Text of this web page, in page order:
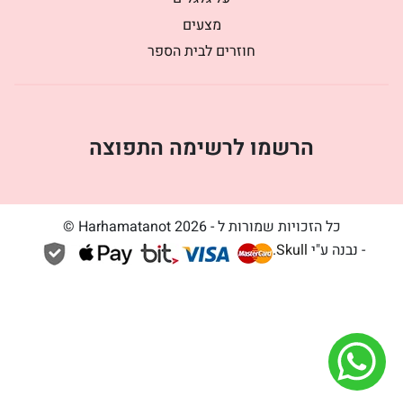
מצעים
חוזרים לבית הספר
הרשמו לרשימה התפוצה
כל הזכויות שמורות ל - Harhamatanot 2026 ©
- נבנה ע"י Skull
.